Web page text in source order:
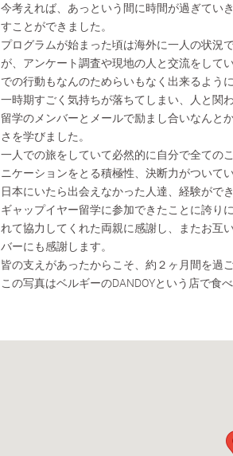
今考えれば、あっという間に時間が過ぎてい
すことができました。
プログラムが始まった頃は海外に一人の状況
が、アンケート調査や現地の人と交流をして
での行動もなんのためらいもなく出来るよう
一時期すごく気持ちが落ちてしまい、人と関
留学のメンバーとメールで励まし合いなんと
さを学びました。
一人での旅をしていて必然的に自分で全ての
ニケーションをとる積極性、決断力がついて
日本にいたら出会えなかった人達、経験がで
ギャップイヤー留学に参加できたことに誇り
れて協力してくれた両親に感謝し、またお互
バーにも感謝します。
皆の支えがあったからこそ、約２ヶ月間を過
この写真はベルギーのDANDOYという店で食